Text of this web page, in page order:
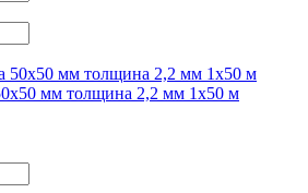
мм толщина 2,2 мм 1х50 м